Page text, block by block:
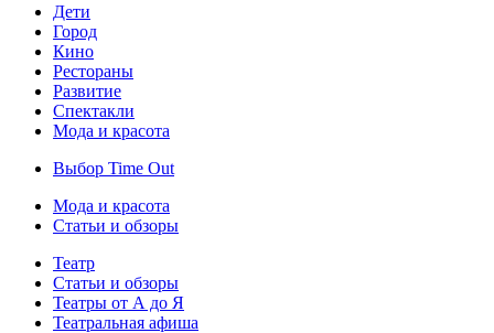
Дети
Город
Кино
Рестораны
Развитие
Спектакли
Мода и красота
Выбор Time Out
Мода и красота
Статьи и обзоры
Театр
Статьи и обзоры
Театры от А до Я
Театральная афиша